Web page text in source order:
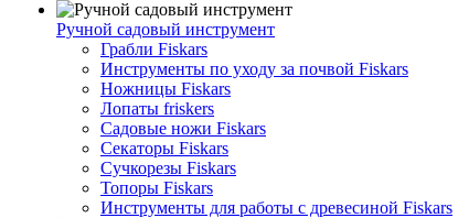
Ручной садовый инструмент
Грабли Fiskars
Инструменты по уходу за почвой Fiskars
Ножницы Fiskars
Лопаты friskers
Садовые ножи Fiskars
Секаторы Fiskars
Сучкорезы Fiskars
Топоры Fiskars
Инструменты для работы с древесиной Fiskars